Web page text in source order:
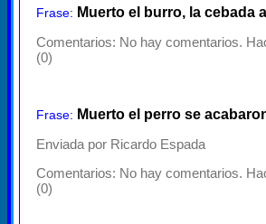
Frase: Muerto el burro, la cebada
Comentarios: No hay comentarios.
(0)
Frase: Muerto el perro se
Enviada por Ricardo Espada
Comentarios: No hay comentarios.
(0)